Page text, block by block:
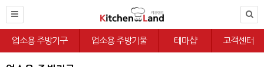
업소용 주방기구 업소용 주방기물 테마샵 고객센터